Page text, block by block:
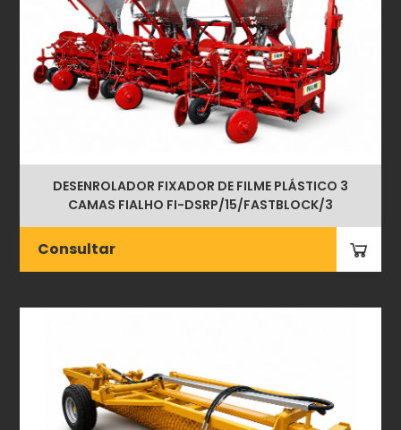
DESENROLADOR FIXADOR DE FILME PLÁSTICO 3
CAMAS FIALHO FI-DSRP/15/FASTBLOCK/3
Consultar